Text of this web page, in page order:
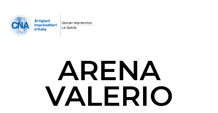
ARENA
VALERIO